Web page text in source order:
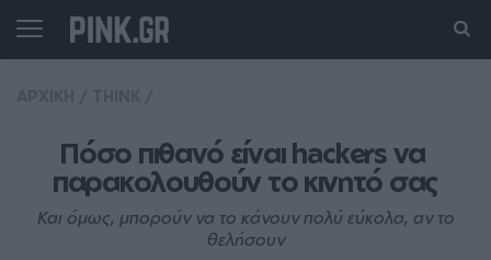
Πόσο πιθανό είναι hackers να
παρακολουθούν το κινητό σας
Και όμως, μπορούν να το κάνουν πολύ εύκολα, αν το
θελήσουν